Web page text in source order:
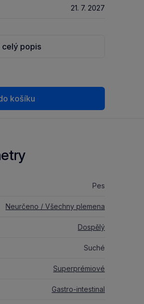
21. 7. 2027
celý popis
košíku
Pes
Neurčeno / Všechny plemena
Dospělý
Suché
Superprémiové
Gastro-intestinal